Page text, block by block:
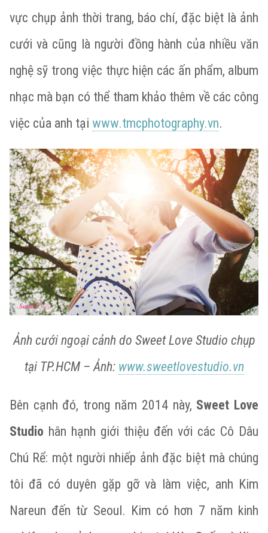
vực chụp ảnh thời trang, báo chí, đặc biệt là ảnh
cưới và cũng là người đồng hành của nhiều văn
nghệ sỹ trong việc thực hiện các ấn phẩm, album
nhạc mà bạn có thể tham khảo thêm về các công
việc của anh tại www.tmcphotography.vn.
Ảnh cưới ngoại cảnh do Sweet Love Studio chụp
tại TP.HCM – Ảnh: www.sweetlovestudio.vn
Bên cạnh đó, trong năm 2014 này, Sweet Love
Studio hân hạnh giới thiệu đến với các Cô Dâu
Chú Rể: một người nhiếp ảnh đặc biệt mà chúng
tôi đã có duyên gặp gỡ và làm việc, anh Kim
Nareun đến từ Seoul. Kim có hơn 7 năm kinh